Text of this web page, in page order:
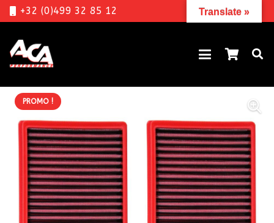
+32 (0)499 32 85 12
PROMO !
Translate »